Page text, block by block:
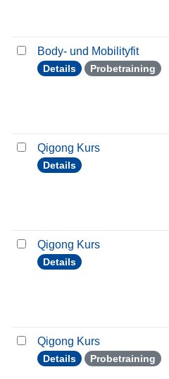
Body- und Mobilityfit
Details Probetraining
Qigong Kurs
Details
Qigong Kurs
Details
Qigong Kurs
Details Probetraining